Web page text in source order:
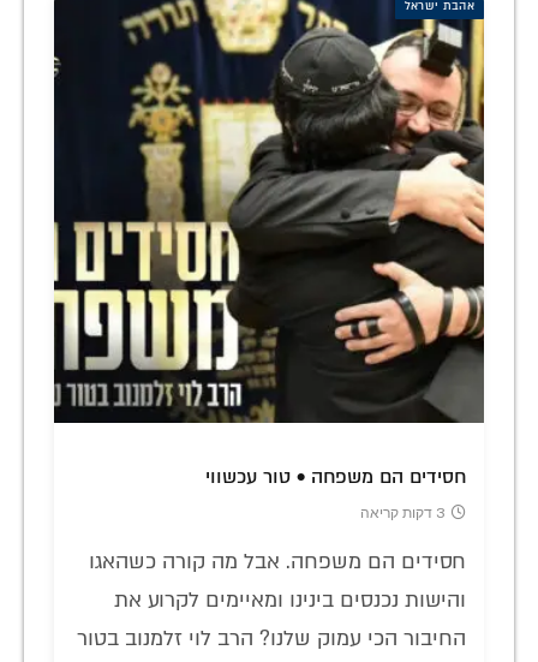
אהבת ישראל
חסידים הם משפחה • טור עכשווי
3 דקות קריאה
חסידים הם משפחה. אבל מה קורה כשהאגו
והישות נכנסים בינינו ומאיימים לקרוע את
החיבור הכי עמוק שלנו? הרב לוי זלמנוב בטור